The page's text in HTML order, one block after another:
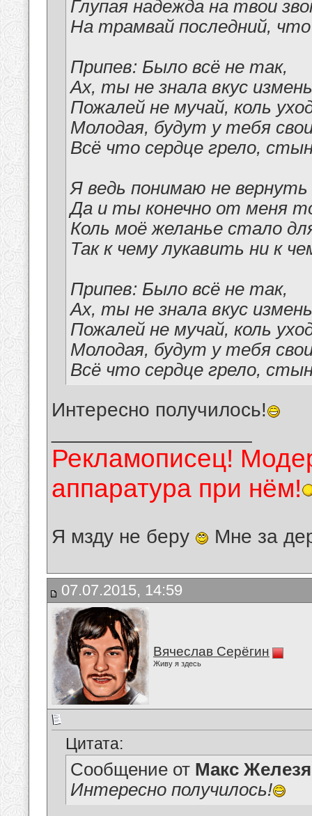
Глупая надежда на твои
На трамвай последний,
Припев: Было всё не так,
Ах, ты не знала вкус
Пожалей не мучай, коль
Молодая, будут у тебя
Всё что сердце грело,
Я ведь понимаю не
Да и ты конечно от меня
Коль моё желанье стало
Так к чему лукавить ни к
Припев: Было всё не так,
Ах, ты не знала вкус
Пожалей не мучай, коль
Молодая, будут у тебя
Всё что сердце грело,
Интересно получилось!
Рекламописец!
аппаратура при нём!
Я мзду не беру Мне за
07.07.2015, 14:59
Вячеслав Серёгин
Живу я здесь
Цитата:
Сообщение от Макс
Интересно получилось!